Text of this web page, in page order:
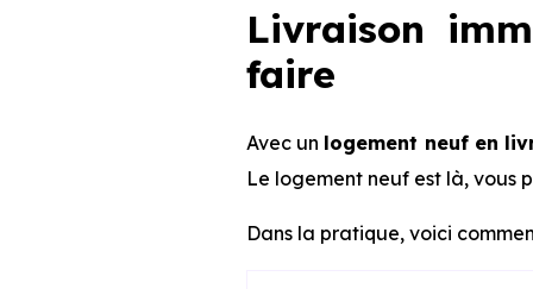
Livraison
faire
Avec un logement neuf en
Le logement neuf est là, vous
Dans la pratique, voici